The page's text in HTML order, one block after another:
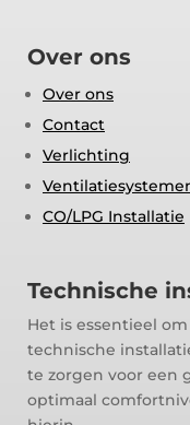
Over ons
Over ons
Contact
Verlichting
CO/LPG Installatie
Technische
Het is essentieel
technische
te zorgen voor een
optimaal